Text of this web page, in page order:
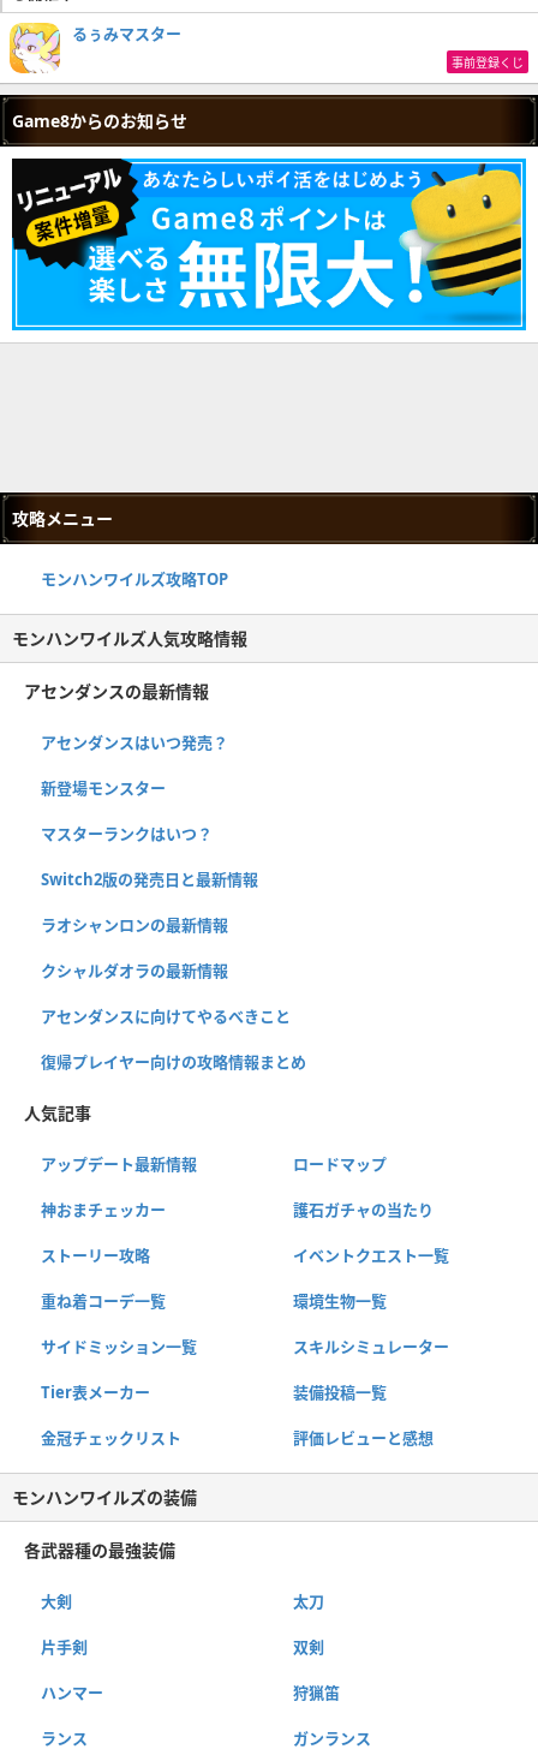
るぅみマスター
事前登録くじ
Game8からのお知らせ
攻略メニュー
モンハンワイルズ攻略TOP
モンハンワイルズ人気攻略情報
アセンダンスの最新情報
アセンダンスはいつ発売？
新登場モンスター
マスターランクはいつ？
Switch2版の発売日と最新情報
ラオシャンロンの最新情報
クシャルダオラの最新情報
アセンダンスに向けてやるべきこと
復帰プレイヤー向けの攻略情報まとめ
人気記事
アップデート最新情報 ロードマップ
神おまチェッカー 護石ガチャの当たり
ストーリー攻略 イベントクエスト一覧
重ね着コーデ一覧 環境生物一覧
サイドミッション一覧 スキルシミュレーター
Tier表メーカー 装備投稿一覧
金冠チェックリスト 評価レビューと感想
モンハンワイルズの装備
各武器種の最強装備
大剣 太刀
片手剣 双剣
ハンマー 狩猟笛
ランス ガンランス